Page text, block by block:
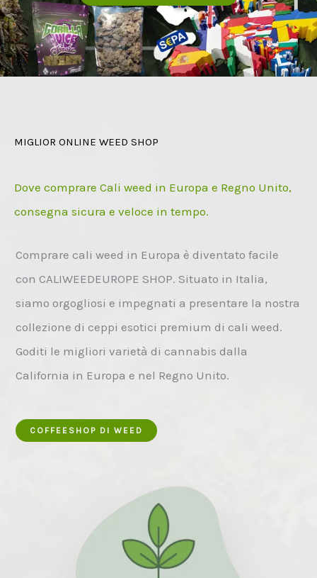
MIGLIOR ONLINE WEED SHOP
Dove comprare Cali weed in Europa e Regno Unito,
consegna sicura e veloce in tempo.
Comprare cali weed in Europa è diventato facile
con CALIWEEDEUROPE SHOP. Situato in Italia,
siamo orgogliosi e impegnati a presentare la nostra
collezione di ceppi esotici premium di cali weed.
Goditi le migliori varietà di cannabis dalla
California in Europa e nel Regno Unito.
COFFEESHOP DI WEED